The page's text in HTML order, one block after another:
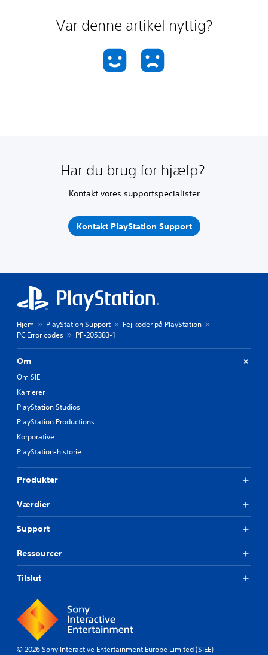
Var denne artikel nyttig?
Har du brug for hjælp?
Kontakt vores supportspecialister
Kontakt PlayStation Support
Hjem PlayStation Support
Fejlkoder på PlayStation
PC Error codes
PF-205383-1
Om
Om SIE
Karrierer
PlayStation Studios
PlayStation Productions
Korporative
PlayStation-historie
Produkter
Værdier
Support
Ressourcer
Tilslut
© 2026 Sony Interactive Entertainment Europe Limited (SIEE)